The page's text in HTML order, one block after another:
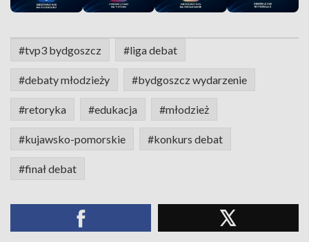
#tvp3 bydgoszcz #liga debat
#debaty młodzieży #bydgoszcz wydarzenie
#retoryka #edukacja #młodzież
#kujawsko-pomorskie #konkurs debat
#finał debat